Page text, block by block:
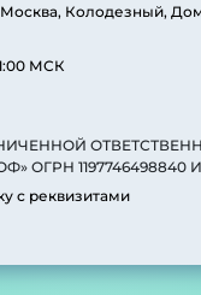
Москва, Колодезный,
МСК
ОГРН 1197746498840
с реквизитами